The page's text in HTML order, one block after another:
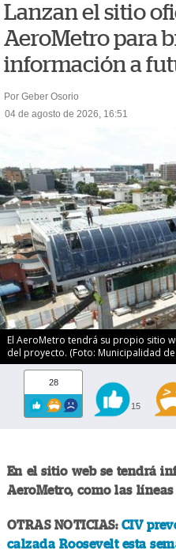
Lanzan el sitio
AeroMetro para
información a
Por Geber Osorio
04 de agosto de 2026, 16:51
El AeroMetro tendrá su propio sitio
del proyecto. (Foto: Municipalidad
28
15
En el sitio web se tendrá
AeroMetro, como las
OTRAS NOTICIAS: CIV
calzada Roosevelt esta